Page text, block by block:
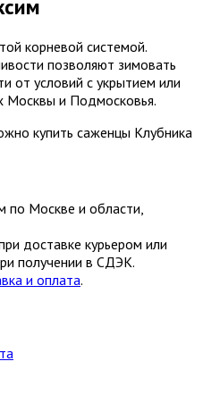
корневой системой.
позволяют зимовать
от условий с укрытием или
Москвы и Подмосковья.
купить саженцы Клубника
по Москве и области,
доставке курьером или
получении в СДЭК.
и оплата.